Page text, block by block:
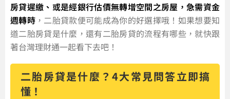
房貸遲繳、或是經銀行估價無轉增空間之房屋，急需資金
週轉時 ，二胎貸款便可能成為你的好選擇哦！如果想要知
道二胎房貸是什麼，還有二胎房貸的流程有哪些，就快跟
著台灣理財通一起看下去吧！
二胎房貸是什麼？4大常見問答立即搞
懂！